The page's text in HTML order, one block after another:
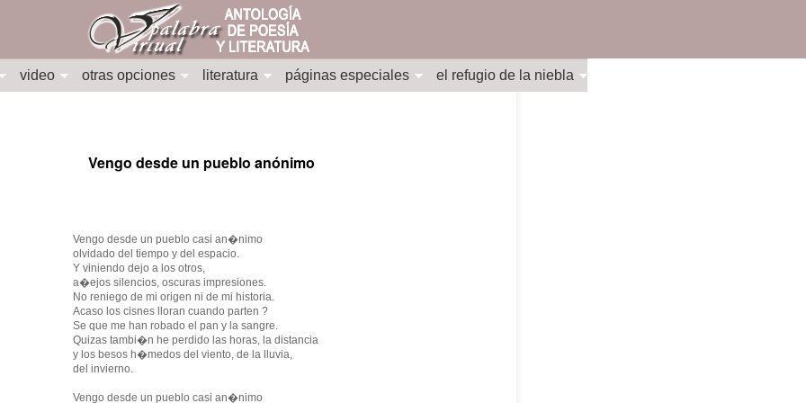
video otras opciones literatura páginas especiales el refugio de la niebla
Vengo desde un pueblo anónimo
Vengo desde un pueblo casi an�nimo
olvidado del tiempo y del espacio.
Y viniendo dejo a los otros,
a�ejos silencios, oscuras impresiones.
No reniego de mi origen ni de mi historia.
Acaso los cisnes lloran cuando parten ?
Se que me han robado el pan y la sangre.
Quizas tambi�n he perdido las horas, la distancia
y los besos h�medos del viento, de la lluvia,
del invierno.
Vengo desde un pueblo casi an�nimo